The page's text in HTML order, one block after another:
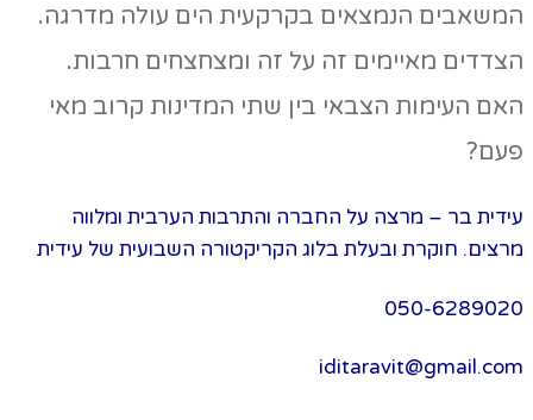
המשאבים הנמצאים בקרקעית הים עולה מדרגה.
הצדדים מאיימים זה על זה ומצחצחים חרבות.
האם העימות הצבאי בין שתי המדינות קרוב מאי
פעם?
עידית בר – מרצה על החברה והתרבות הערבית ומלווה
מרצים. חוקרת ובעלת בלוג הקריקטורה השבועית של עידית
050-6289020
iditaravit@gmail.com